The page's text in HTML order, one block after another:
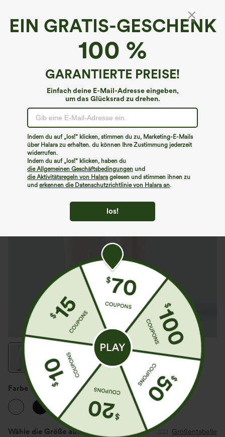
EIN GRATIS-GESCHENK
100 %
GARANTIERTE PREISE!
Einfach deine E-Mail-Adresse eingeben,
um das Glücksrad zu drehen.
Indem du auf „los!“ klicken, stimmen du zu, Marketing-E-Mails
über Halara zu erhalten. du können Ihre Zustimmung jederzeit
widerrufen.
Indem du auf „los!“ klicken, haben du
die Allgemeinen Geschäftsbedingungen und
die Aktivitätsregeln von Halara gelesen und stimmen ihnen zu
und erkennen die Datenschutzrichtlinie von Halara an.
los!
Hoch geschnittene Arbeitshose mit weitem
Barrel-Leg und Taschen
Buy 2 For €61,54 EUR ,4 For €123,08 EUR
Farbe Weiß
Wähle die Größe aus(US) Größentabelle